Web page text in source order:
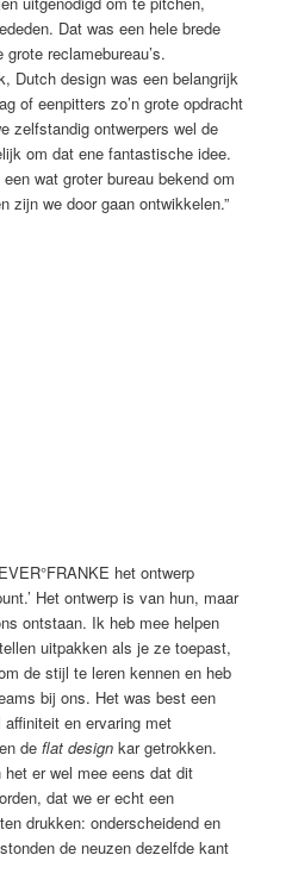
Dat was een hele brede
reclamebureau’s.
Dutch design was een belangrijk
of eenpitters zo’n grote opdracht
zelfstandig ontwerpers wel de
om dat ene fantastische idee.
wat groter bureau bekend om
zijn we door gaan ontwikkelen.”
het ontwerp
Het ontwerp is van hun, maar
ontstaan. Ik heb mee helpen
uitpakken als je ze toepast,
de stijl te leren kennen en heb
bij ons. Het was best een
en ervaring met
deflat design kar getrokken.
er wel mee eens dat dit
dat we er echt een
drukken: onderscheidend en
de neuzen dezelfde kant